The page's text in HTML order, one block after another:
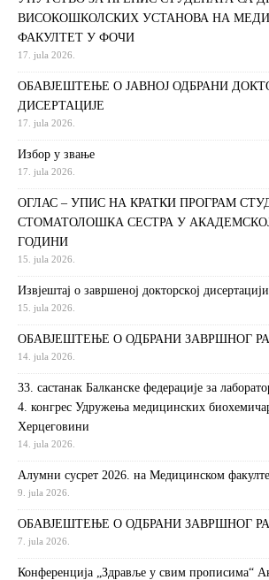
ВИСОКОШКОЛСКИХ УСТАНОВА НА
ФАКУЛТЕТ У ФОЧИ
17. jula 2026.
ОБАВЈЕШТЕЊЕ О ЈАВНОЈ ОДБРАНИ
ДИСЕРТАЦИЈЕ
17. jula 2026.
Избор у звање
17. jula 2026.
ОГЛАС – УПИС НА КРАТКИ ПРОГРАМ
СТОМАТОЛОШКА СЕСТРА У АКАДЕМСКОЈ
ГОДИНИ
15. jula 2026.
Извjeштaj o зaвршeнoj дoктoрскoj дисeртaциjи
15. jula 2026.
ОБАВЈЕШТЕЊЕ О ОДБРАНИ ЗАВРШНОГ
14. jula 2026.
33. састанак Балканске федерације за
4. конгрес Удружења медицинских
Херцеговини
14. jula 2026.
Алумни сусрет 2026. на Медицинском
9. jula 2026.
ОБАВЈЕШТЕЊЕ О ОДБРАНИ ЗАВРШНОГ
7. jula 2026.
Конференција „Здравље у свим прописима“